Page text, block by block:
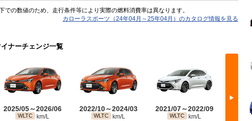
の数値のため、走行条件等により実際の燃料消費率は異なります。
カローラスポーツ（24年04月～25年04月）のカタログ情報を見る
ナーチェンジ一覧
▶
2025/05～2026/06
WLTC km/L
2022/10～2024/03
WLTC km/L
2021/07～2022/09
WLTC km/L